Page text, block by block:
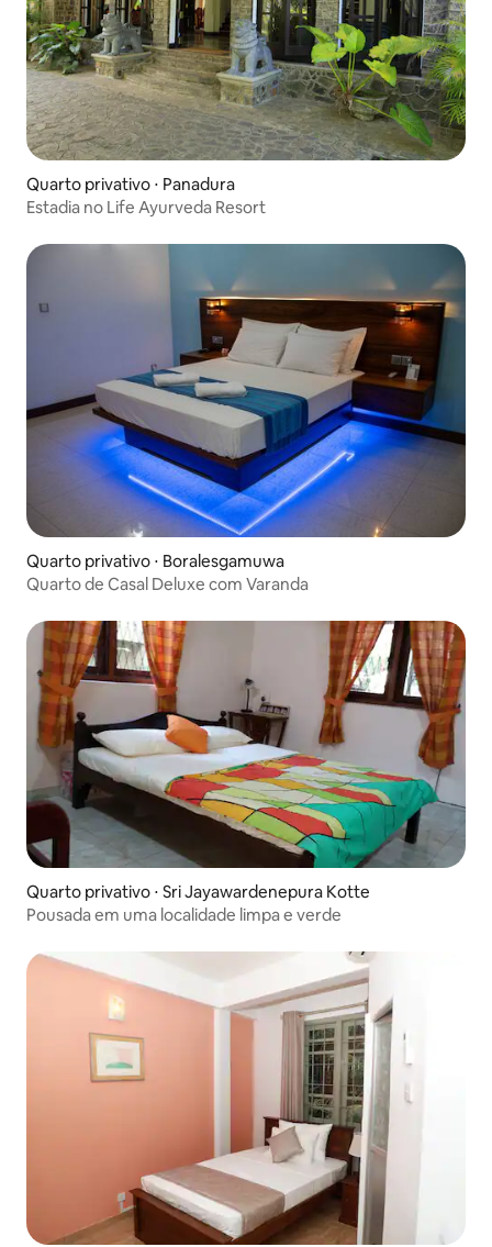
Quarto privativo ⋅ Panadura
Estadia no Life Ayurveda Resort
Quarto privativo ⋅ Boralesgamuwa
Quarto de Casal Deluxe com Varanda
Quarto privativo ⋅ Sri Jayawardenepura Kotte
Pousada em uma localidade limpa e verde